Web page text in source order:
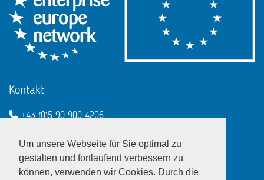
Um unsere Webseite für Sie optimal zu
gestalten und fortlaufend verbessern zu
können, verwenden wir Cookies. Durch die
Kontakt
+43 (0)5 90 900 4206
Enterprise Europe Network - EU
LinkedInTwitterYoutubeFacebook